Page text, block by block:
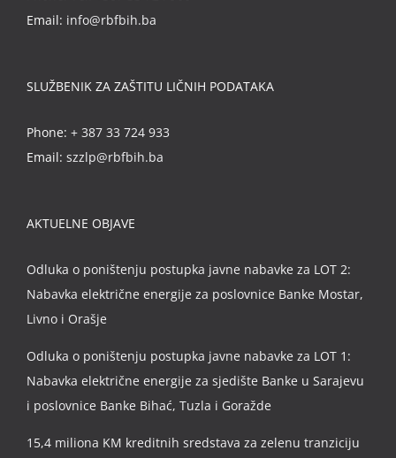
Email: info@rbfbih.ba
SLUŽBENIK ZA ZAŠTITU LIČNIH PODATAKA
Phone: + 387 33 724 933
Email: szzlp@rbfbih.ba
AKTUELNE OBJAVE
Odluka o poništenju postupka javne nabavke za LOT 2:
Nabavka električne energije za poslovnice Banke Mostar,
Livno i Orašje
Odluka o poništenju postupka javne nabavke za LOT 1:
Nabavka električne energije za sjedište Banke u Sarajevu
i poslovnice Banke Bihać, Tuzla i Goražde
15,4 miliona KM kreditnih sredstava za zelenu tranziciju